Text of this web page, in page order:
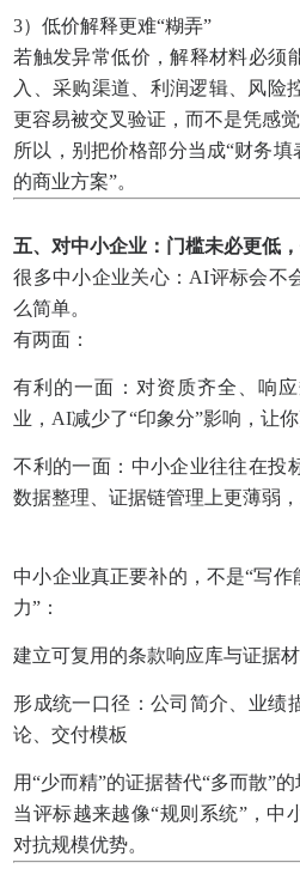
3）低价解释更难“糊弄”
若触发异常低价，解释材料必须
入、采购渠道、利润逻辑、风险
更容易被交叉验证，而不是凭感觉
所以，别把价格部分当成“财务
的商业方案”。
五、对中小企业：门槛未必更低
很多中小企业关心：AI评标会不
么简单。
有两面：
有利的一面：对资质齐全、响
业，AI减少了“印象分”影响，让
不利的一面：中小企业往往在投
数据整理、证据链管理上更薄弱
中小企业真正要补的，不是“写
力”：
建立可复用的条款响应库与证据
形成统一口径：公司简介、业绩
论、交付模板
用“少而精”的证据替代“多而散”的
当评标越来越像“规则系统”，中
对抗规模优势。